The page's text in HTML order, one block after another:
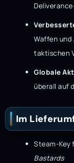
Waffen
taktischen
Globale
überall auf
Im
Steam-Key
Bastards